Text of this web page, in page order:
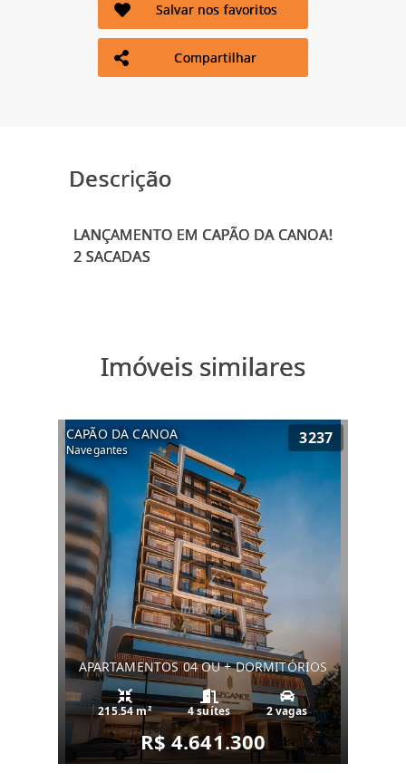
Salvar nos favoritos
Compartilhar
Descrição
LANÇAMENTO EM CAPÃO DA CANOA!
Imóveis similares
CAPÃO DA CANOA
Navegantes
3237
APARTAMENTOS 04 OU + DORMITÓRIOS
215.54 m² 4 suítes 2 vagas
R$ 4.641.300